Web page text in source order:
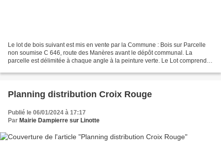
Le lot de bois suivant est mis en vente par la Commune : Bois sur Parcelle
non soumise C 646, route des Manères avant le dépôt communal. La
parcelle est délimitée à chaque angle à la peinture verte. Le Lot comprend
Planning distribution Croix Rouge
Publié le 06/01/2024 à 17:17
Par Mairie Dampierre sur Linotte